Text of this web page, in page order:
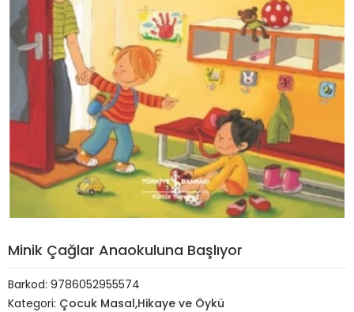
Minik Çağlar Anaokuluna Başlıyor
Barkod: 9786052955574
Kategori: Çocuk Masal,Hikaye ve Öykü